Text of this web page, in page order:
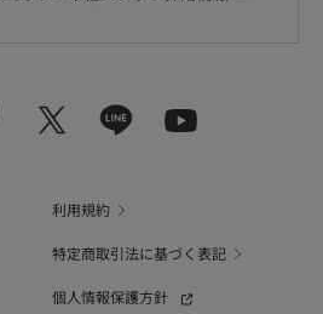
利用規約
特定商取引法に基づく表記
個人情報保護方針